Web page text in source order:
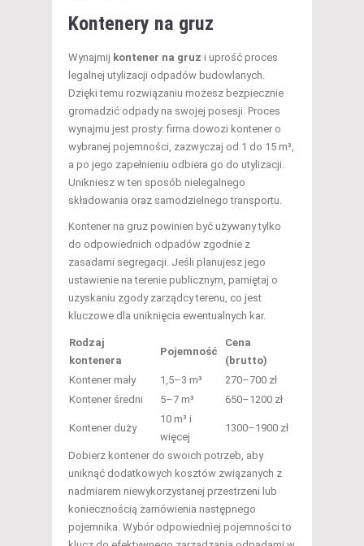
Kontenery na gruz
Wynajmij kontener na gruz i uprość proces
legalnej utylizacji odpadów budowlanych.
Dzięki temu rozwiązaniu możesz bezpiecznie
gromadzić odpady na swojej posesji. Proces
wynajmu jest prosty: firma dowozi kontener o
wybranej pojemności, zazwyczaj od 1 do 15 m³,
a po jego zapełnieniu odbiera go do utylizacji.
Unikniesz w ten sposób nielegalnego
składowania oraz samodzielnego transportu.
Kontener na gruz powinien być używany tylko
do odpowiednich odpadów zgodnie z
zasadami segregacji. Jeśli planujesz jego
ustawienie na terenie publicznym, pamiętaj o
uzyskaniu zgody zarządcy terenu, co jest
kluczowe dla uniknięcia ewentualnych kar.
Rodzaj
kontenera
Pojemność
Cena
(brutto)
Kontener mały
1,5–3 m³
270–700 zł
Kontener średni
5–7 m³ 650–1200 zł
Kontener duży
10 m³ i
więcej
1300–1900 zł
Dobierz kontener do swoich potrzeb, aby
uniknąć dodatkowych kosztów związanych z
nadmiarem niewykorzystanej przestrzeni lub
koniecznością zamówienia następnego
pojemnika. Wybór odpowiedniej pojemności to